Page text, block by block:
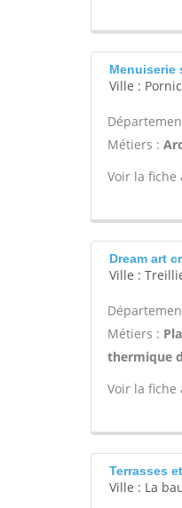
Menuiserie
Ville :
Métiers :
Voir la fiche
Dream art
Ville :
Métiers :
thermique
Voir la fiche
Terrasses
Ville : La